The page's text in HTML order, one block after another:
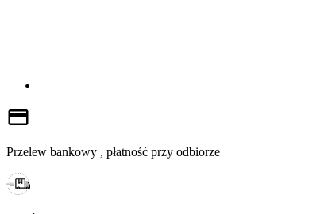
Przelew bankowy , płatność przy odbiorze